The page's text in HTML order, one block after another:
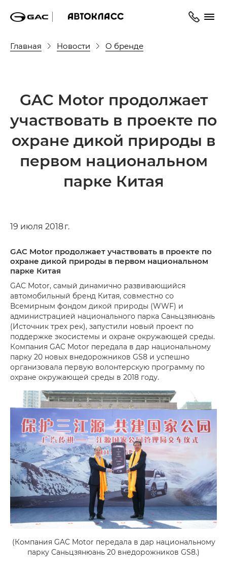
Главная Новости О бренде
GAC Motor продолжает
участвовать в проекте по
охране дикой природы в
первом национальном
парке Китая
19 июля 2018 г.
GAC Motor продолжает участвовать в проекте по
охране дикой природы в первом национальном
парке Китая
GAC Motor, самый динамично развивающийся
автомобильный бренд Китая, совместно со
Всемирным фондом дикой природы (WWF) и
администрацией национального парка Саньцзянюань
(Источник трех рек), запустили новый проект по
поддержке экосистемы и охране окружающей среды.
Компания GAC Motor передала в дар национальному
парку 20 новых внедорожников GS8 и успешно
организовала первую волонтерскую программу по
охране окружающей среды в 2018 году.
(Компания GAC Motor передала в дар национальному
парку Саньцзянюань 20 внедорожников GS8.)